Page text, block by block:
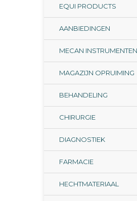
EQUI PRODUCTS
AANBIEDINGEN
MECAN INSTRUMENTEN
MAGAZIJN OPRUIMING
BEHANDELING
CHIRURGIE
DIAGNOSTIEK
FARMACIE
HECHTMATERIAAL